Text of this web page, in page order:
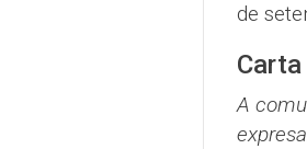
de
A